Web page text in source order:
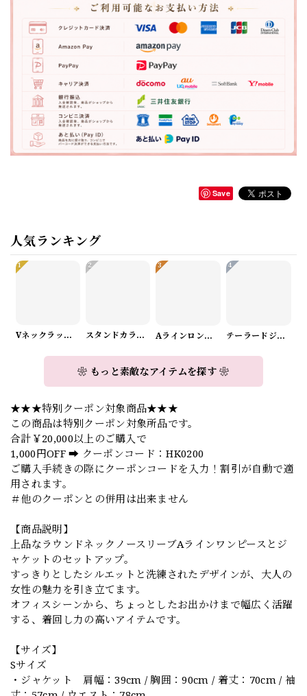
Save
人気ランキング
1
Vネックラップデザインニット（3color） A1008
2
スタンドカラーロングスリーブリボンブラウス（3color） A1126
3
Aラインロングワンピース（2color） A0908
4
テーラードジャケット＆ワイドパンツスーツwithスカーフ A0987
❀ もっと素敵なアイテムを探す ❀
★★★特別クーポン対象商品★★★
この商品は特別クーポン対象所品です。
合計￥20,000以上のご購入で
1,000円OFF ➡️ クーポンコード：HK0200
ご購入手続きの際にクーポンコードを入力！割引が自動で適
用されます。
＃他のクーポンとの併用は出来ません
【商品説明】
上品なラウンドネックノースリーブAラインワンピースとジ
ャケットのセットアップ。
すっきりとしたシルエットと洗練されたデザインが、大人の
女性の魅力を引き立てます。
オフィスシーンから、ちょっとしたお出かけまで幅広く活躍
する、着回し力の高いアイテムです。
【サイズ】
Sサイズ
・ジャケット 肩幅：39cm / 胸囲：90cm / 着丈：70cm / 袖